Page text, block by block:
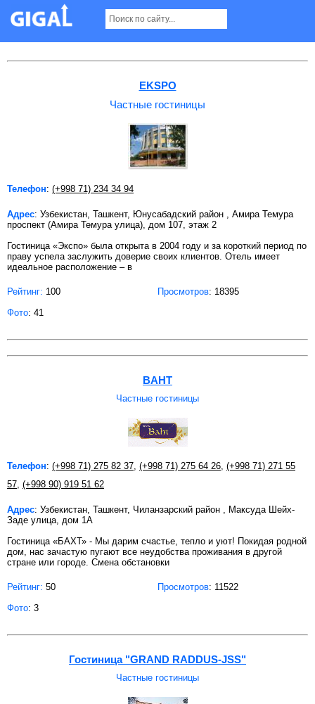
Частные гостиницы в Ташкенте
EKSPO
Частные гостиницы
Телефон: (+998 71) 234 34 94
Адрес: Узбекистан, Ташкент, Юнусабадский район , Амира Темура
проспект (Амира Темура улица), дом 107, этаж 2
Гостиница «Экспо» была открыта в 2004 году и за короткий период по
праву успела заслужить доверие своих клиентов. Отель имеет
идеальное расположение – в
Рейтинг: 100 Просмотров: 18395
Фото: 41
BAHT
Частные гостиницы
Телефон: (+998 71) 275 82 37, (+998 71) 275 64 26, (+998 71) 271 55
57, (+998 90) 919 51 62
Адрес: Узбекистан, Ташкент, Чиланзарский район , Максуда Шейх-
Заде улица, дом 1А
Гостиница «БАХТ» - Мы дарим счастье, тепло и уют! Покидая родной
дом, нас зачастую пугают все неудобства проживания в другой
стране или городе. Смена обстановки
Рейтинг: 50 Просмотров: 11522
Фото: 3
Гостиница "GRAND RADDUS-JSS"
Частные гостиницы